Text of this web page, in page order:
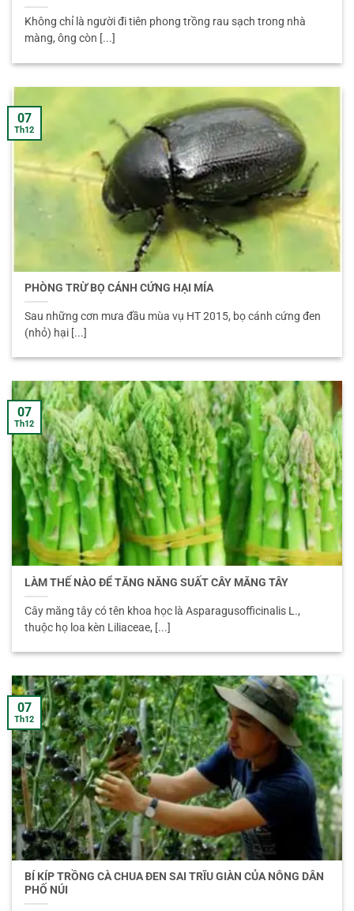
Không chỉ là người đi tiên phong trồng rau sạch trong nhà
màng, ông còn [...]
PHÒNG TRỪ BỌ CÁNH CỨNG HẠI MÍA
Sau những cơn mưa đầu mùa vụ HT 2015, bọ cánh cứng đen
(nhỏ) hại [...]
07
Th12
LÀM THẾ NÀO ĐỂ TĂNG NĂNG SUẤT CÂY MĂNG TÂY
Cây măng tây có tên khoa học là Asparagusofficinalis L.,
thuộc họ loa kèn Liliaceae, [...]
07
Th12
BÍ KÍP TRỒNG CÀ CHUA ĐEN SAI TRĨU GIÀN CỦA NÔNG DÂN
PHỐ NÚI
07
Th12